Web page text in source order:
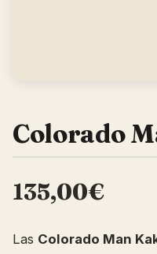
Colorado
135,00€
Las Colorado Man